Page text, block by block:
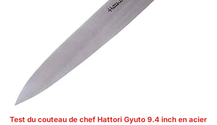
Test du couteau de chef Hattori Gyuto 9.4 inch en acier